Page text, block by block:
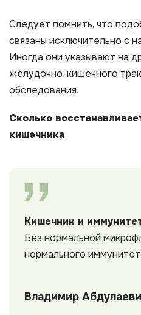
Следует помнить, что
связаны исключительно с
Иногда они указывают на
желудочно-кишечного
обследования.
Сколько
кишечника
Кишечник и
Без нормальной
нормального
Владимир